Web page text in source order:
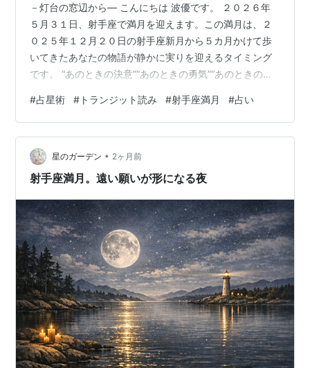
－灯台の窓辺から― こんにちは 波優です。 ２０２６年
５月３１日、射手座で満月を迎えます。この満月は、２
０２５年１２月２０日の射手座新月から５カ月かけて歩
いてきたあなたの物語が静かに実りを迎えるタイミング
です。 “あのときの決意”“あのときの勇気”“あのときの小
その光を一緒に見つめていきましょう。 °˖✧ 今回の満月
について ✧˖° ２０２５年１２月２０日の射手座新月から
の５カ月間は月の大きなサイクルで見ると”新しい領域へ
の探検や意識の地平線を広げる挑戦”といったテーマが自
然と浮かび上がりやすい時期でした。 このテーマに、あ
#占星術 # トランジット読み #射手座満月 #占い
星のガーデン • 2ヶ月前
射手座満月。遠い願いが形になる夜